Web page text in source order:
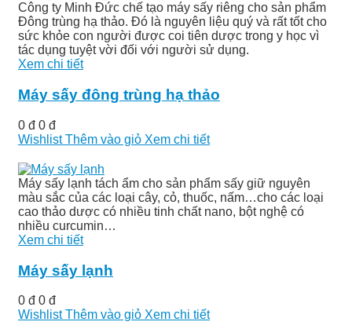
Công ty Minh Đức chế tạo máy sấy riêng cho sản phẩm
Đông trùng hạ thảo. Đó là nguyên liệu quý và rất tốt cho
sức khỏe con người được coi tiên dược trong y học vì
tác dụng tuyệt vời đối với người sử dụng.
Xem chi tiết
Máy sấy đông trùng hạ thảo
0 đ 0 đ
Wishlist Thêm vào giỏ Xem chi tiết
Máy sấy lạnh tách ẩm cho sản phẩm sấy giữ nguyên
màu sắc của các loại cây, cỏ, thuốc, nấm…cho các loại
cao thảo dược có nhiều tinh chất nano, bột nghệ có
nhiều curcumin…
Xem chi tiết
Máy sấy lạnh
0 đ 0 đ
Wishlist Thêm vào giỏ Xem chi tiết